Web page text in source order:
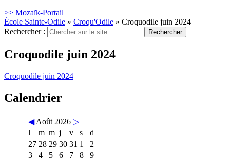
>> Mozaïk-Portail
École Sainte-Odile » Croqu'Odile » Croquodile juin 2024
Rechercher :
Croquodile juin 2024
Croquodile juin 2024
Calendrier
◀ Août 2026 ▷
l
m m j v s
d
27 28 29 30 31 1
2
3
4 5 6 7 8
9